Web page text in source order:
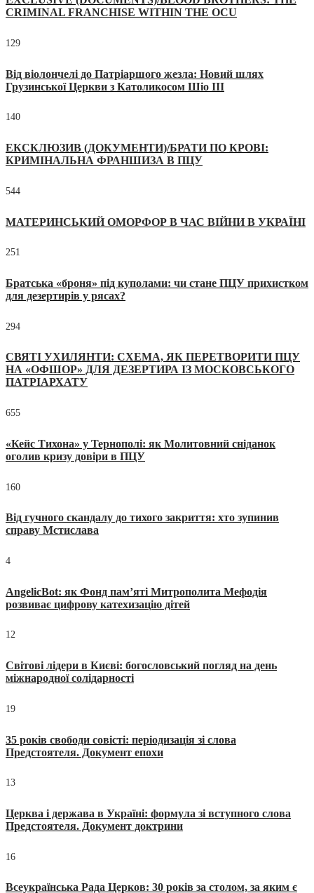
CRIMINAL FRANCHISE WITHIN THE OCU
129
Від віолончелі до Патріаршого жезла: Новий шлях
Грузинської Церкви з Католикосом Шіо III
140
ЕКСКЛЮЗИВ (ДОКУМЕНТИ)/БРАТИ ПО КРОВІ:
КРИМІНАЛЬНА ФРАНШИЗА В ПЦУ
544
МАТЕРИНСЬКИЙ ОМОРФОР В ЧАС ВІЙНИ В УКРАЇНІ
251
Братська «броня» під куполами: чи стане ПЦУ прихистком
для дезертирів у рясах?
294
СВЯТІ УХИЛЯНТИ: СХЕМА, ЯК ПЕРЕТВОРИТИ ПЦУ
НА «ОФШОР» ДЛЯ ДЕЗЕРТИРА ІЗ МОСКОВСЬКОГО
ПАТРІАРХАТУ
655
«Кейс Тихона» у Тернополі: як Молитовний сніданок
оголив кризу довіри в ПЦУ
160
Від гучного скандалу до тихого закриття: хто зупинив
справу Мстислава
4
AngelicBot: як Фонд пам’яті Митрополита Мефодія
розвиває цифрову катехизацію дітей
12
Світові лідери в Києві: богословський погляд на день
міжнародної солідарності
19
35 років свободи совісті: періодизація зі слова
Предстоятеля. Документ епохи
13
Церква і держава в Україні: формула зі вступного слова
Предстоятеля. Документ доктрини
16
Всеукраїнська Рада Церков: 30 років за столом, за яким є